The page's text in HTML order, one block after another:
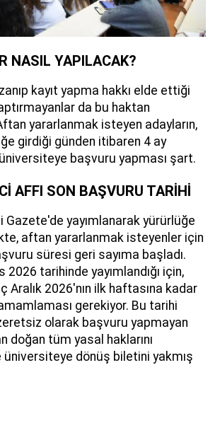
NASIL YAPILACAK?
kayıt yapma hakkı elde ettiği
da bu haktan
yararlanmak isteyen adayların,
girdiği günden itibaren 4 ay
başvuru yapması şart.
AFFI SON BAŞVURU TARİHİ
Gazete'de yayımlanarak yürürlüğe
aftan yararlanmak isteyenler için
süresi geri sayıma başladı.
tarihinde yayımlandığı için,
Aralık 2026'nın ilk haftasına kadar
gerekiyor. Bu tarihi
olarak başvuru yapmayan
doğan tüm yasal haklarını
üniversiteye dönüş biletini yakmış